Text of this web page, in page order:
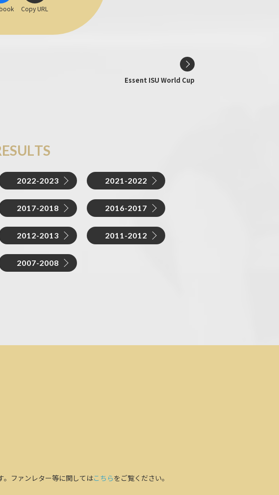
Copy URL
Essent ISU World Cup
ESULTS
2022-2023 2021-2022
2017-2018 2016-2017
2012-2013 2011-2012
2007-2008
ファンレター等に関してはこちらをご覧ください。